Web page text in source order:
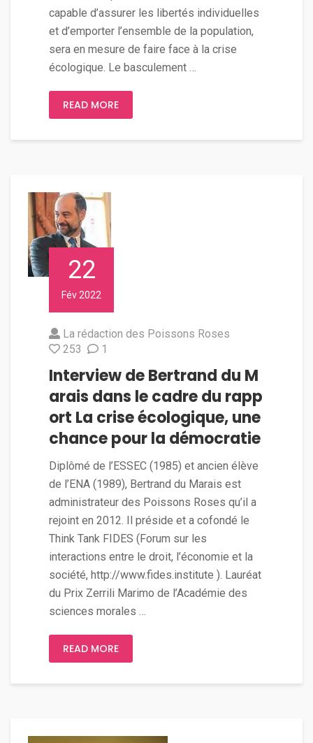
capable d’assurer les libertés individuelles
et d’emporter l’ensemble de la population,
sera en mesure de faire face à la crise
écologique. Le basculement …
READ MORE
22
Fév 2022
La rédaction des Poissons Roses
253
1
Interview de Bertrand du M
arais dans le cadre du rapp
ort La crise écologique, une
chance pour la démocratie
Diplômé de l’ESSEC (1985) et ancien élève
de l’ENA (1989), Bertrand du Marais est
administrateur des Poissons Roses qu’il a
rejoint en 2012. Il préside et a cofondé le
Think Tank FIDES (Forum sur les
interactions entre le droit, l’économie et la
société, http://www.fides.institute ). Lauréat
du Prix Zerrili Marimo de l’Académie des
sciences morales …
READ MORE